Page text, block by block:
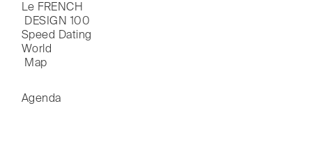
Le FRENCH
DESIGN 100
Speed Dating
World
Map
Agenda